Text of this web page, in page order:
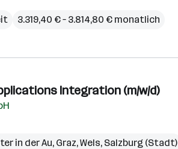
3.319,40 € – 3.814,80 € monatlich
Integration (m/w/d)
in der Au, Graz,Wels, Salzburg (Stadt)